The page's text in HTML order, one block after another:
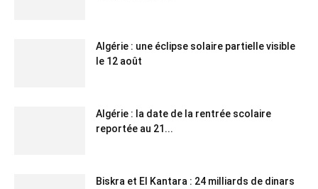
Algérie : une éclipse solaire partielle visible
le 12 août
Algérie : la date de la rentrée scolaire
reportée au 21...
Biskra et El Kantara : 24 milliards de dinars